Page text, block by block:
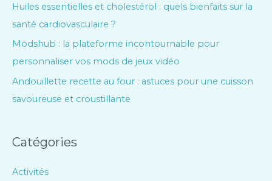
Huiles essentielles et cholestérol : quels bienfaits sur la
santé cardiovasculaire ?
Modshub : la plateforme incontournable pour
personnaliser vos mods de jeux vidéo
Andouillette recette au four : astuces pour une cuisson
savoureuse et croustillante
Catégories
Activités